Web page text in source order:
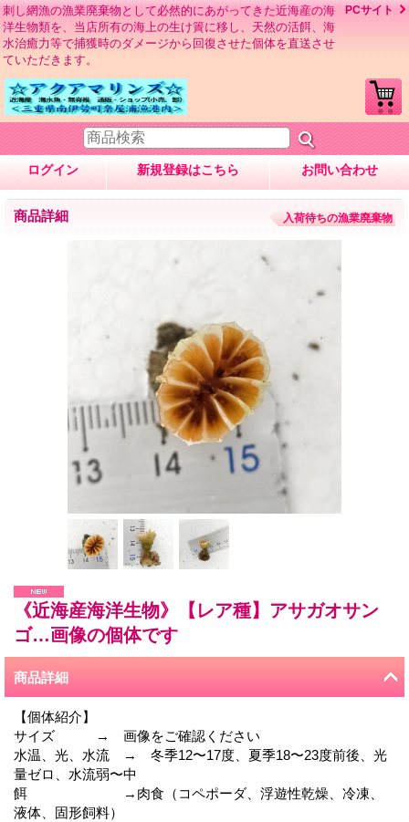
刺し網漁の漁業廃棄物として必然的にあがってきた近海産の海
洋生物類を、当店所有の海上の生け簀に移し、天然の活餌、海
水治癒力等で捕獲時のダメージから回復させた個体を直送させ
ていただきます。
PCサイト
ログイン 新規登録はこちら お問い合わせ
商品詳細 入荷待ちの漁業廃棄物
《近海産海洋生物》【レア種】アサガオサン
ゴ…画像の個体です
商品詳細
【個体紹介】
サイズ → 画像をご確認ください
水温、光、水流 → 冬季12〜17度、夏季18〜23度前後、光
量ゼロ、水流弱〜中
餌 →肉食（コペポーダ、浮遊性乾燥、冷凍、
液体、固形飼料）